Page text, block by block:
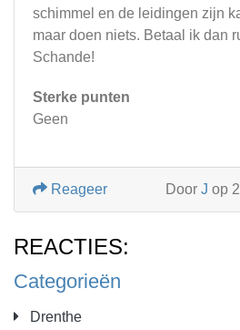
Categorieën
Drenthe
schimmel en de leidingen zijn
maar doen niets. Betaal ik dan
Schande!
Sterke punten
Geen
Door J op
Reageer
REACTIES: